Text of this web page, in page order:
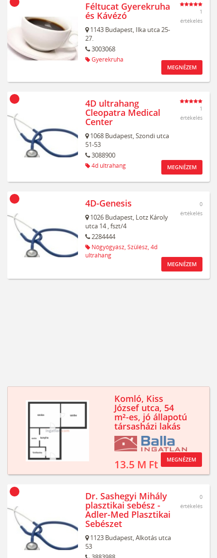
Féltucat Gyerekruha
és Kávézó
1143 Budapest, Ilka utca 25-
27.
3003068
Gyerekruha
1
értékelés
MEGNÉZEM
4D ultrahang
Cleopatra Medical
Center
1068 Budapest,Szondi utca
51-53
3088900
4d ultrahang
1
értékelés
MEGNÉZEM
4D-Genesis
1026 Budapest, Lotz Károly
utca 14, fszt/4
2284444
Nőgyógyász, Szülész, 4d
ultrahang
0
értékelés
MEGNÉZEM
Komló, Kiss
József utca, 54
m²-es, jó állapotú
társasházi lakás
13.5 M Ft MEGNÉZEM
Dr. Sashegyi Mihály
plasztikai sebész -
Adler-Med Plasztikai
Sebészet
1123 Budapest,Alkotás utca
53
0
értékelés